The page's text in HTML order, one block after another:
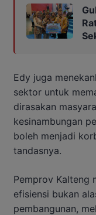
Edy juga
sektor untuk
dirasakan
kesinambungan
boleh menjadi
tandasnya.
Pemprov Kalteng
efisiensi bukan
pembangunan,